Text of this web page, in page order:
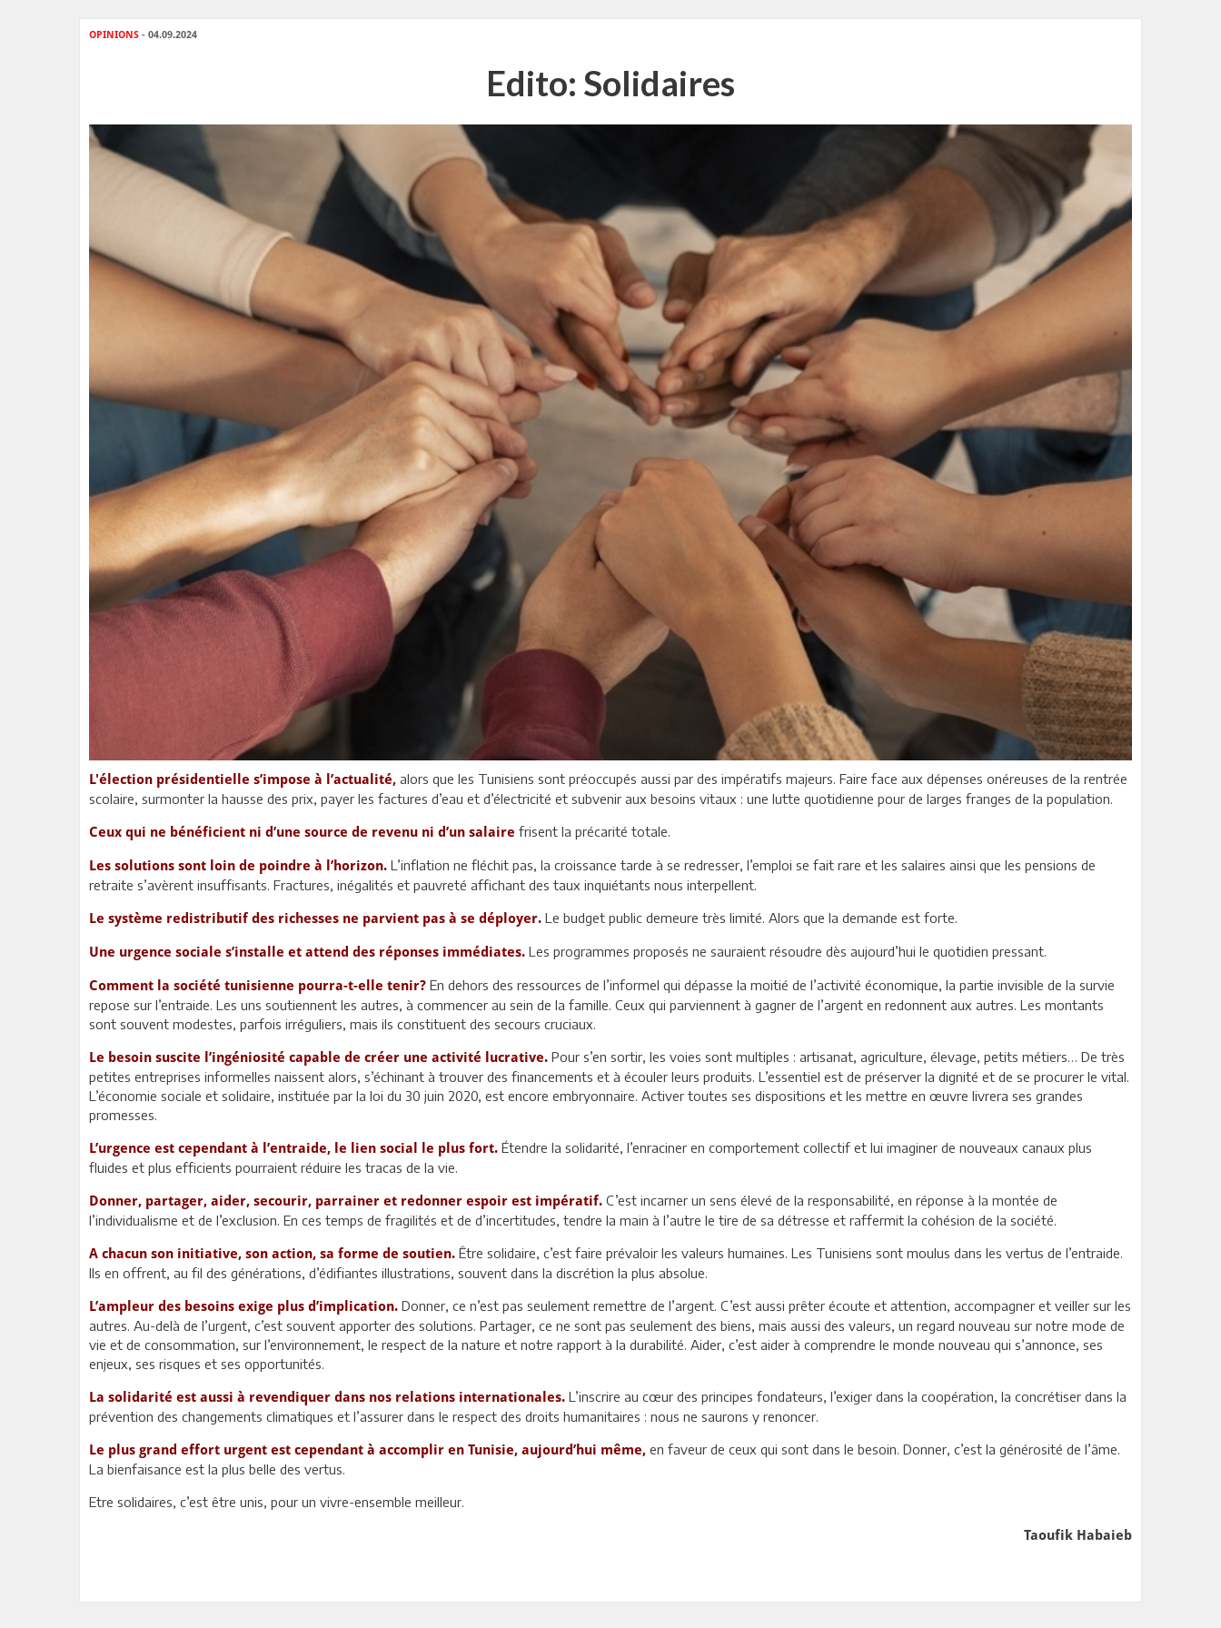
OPINIONS - 04.09.2024
Edito: Solidaires
L'élection présidentielle s’impose à l’actualité, alors que les Tunisiens sont préoccupés aussi par des impératifs majeurs. Faire face aux dépenses onéreuses de la rentrée
scolaire, surmonter la hausse des prix, payer les factures d’eau et d’électricité et subvenir aux besoins vitaux : une lutte quotidienne pour de larges franges de la population.
Ceux qui ne bénéficient ni d’une source de revenu ni d’un salaire frisent la précarité totale.
Les solutions sont loin de poindre à l’horizon. L’inflation ne fléchit pas, la croissance tarde à se redresser, l’emploi se fait rare et les salaires ainsi que les pensions de
retraite s’avèrent insuffisants. Fractures, inégalités et pauvreté affichant des taux inquiétants nous interpellent.
Le système redistributif des richesses ne parvient pas à se déployer. Le budget public demeure très limité. Alors que la demande est forte.
Une urgence sociale s’installe et attend des réponses immédiates. Les programmes proposés ne sauraient résoudre dès aujourd’hui le quotidien pressant.
Comment la société tunisienne pourra-t-elle tenir? En dehors des ressources de l’informel qui dépasse la moitié de l’activité économique, la partie invisible de la survie
repose sur l’entraide. Les uns soutiennent les autres, à commencer au sein de la famille. Ceux qui parviennent à gagner de l’argent en redonnent aux autres. Les montants
sont souvent modestes, parfois irréguliers, mais ils constituent des secours cruciaux.
Le besoin suscite l’ingéniosité capable de créer une activité lucrative. Pour s’en sortir, les voies sont multiples : artisanat, agriculture, élevage, petits métiers… De très
petites entreprises informelles naissent alors, s’échinant à trouver des financements et à écouler leurs produits. L’essentiel est de préserver la dignité et de se procurer le vital.
L’économie sociale et solidaire, instituée par la loi du 30 juin 2020, est encore embryonnaire. Activer toutes ses dispositions et les mettre en œuvre livrera ses grandes
promesses.
L’urgence est cependant à l’entraide, le lien social le plus fort. Étendre la solidarité, l’enraciner en comportement collectif et lui imaginer de nouveaux canaux plus
fluides et plus efficients pourraient réduire les tracas de la vie.
Donner, partager, aider, secourir, parrainer et redonner espoir est impératif. C’est incarner un sens élevé de la responsabilité, en réponse à la montée de
l’individualisme et de l’exclusion. En ces temps de fragilités et de d’incertitudes, tendre la main à l’autre le tire de sa détresse et raffermit la cohésion de la société.
A chacun son initiative, son action, sa forme de soutien. Être solidaire, c’est faire prévaloir les valeurs humaines. Les Tunisiens sont moulus dans les vertus de l’entraide.
Ils en offrent, au fil des générations, d’édifiantes illustrations, souvent dans la discrétion la plus absolue.
L’ampleur des besoins exige plus d’implication. Donner, ce n’est pas seulement remettre de l’argent. C’est aussi prêter écoute et attention, accompagner et veiller sur les
autres. Au-delà de l’urgent, c’est souvent apporter des solutions. Partager, ce ne sont pas seulement des biens, mais aussi des valeurs, un regard nouveau sur notre mode de
vie et de consommation, sur l’environnement, le respect de la nature et notre rapport à la durabilité. Aider, c’est aider à comprendre le monde nouveau qui s’annonce, ses
enjeux, ses risques et ses opportunités.
La solidarité est aussi à revendiquer dans nos relations internationales. L’inscrire au cœur des principes fondateurs, l’exiger dans la coopération, la concrétiser dans la
prévention des changements climatiques et l’assurer dans le respect des droits humanitaires : nous ne saurons y renoncer.
Le plus grand effort urgent est cependant à accomplir en Tunisie, aujourd’hui même, en faveur de ceux qui sont dans le besoin. Donner, c’est la générosité de l’âme.
La bienfaisance est la plus belle des vertus.
Etre solidaires, c’est être unis, pour un vivre-ensemble meilleur.
Taoufik Habaieb